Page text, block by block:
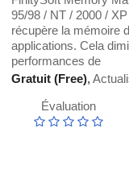
95/98 / NT / 2000 /
récupère la mémoire
applications. Cela
performances de
Gratuit (Free),
Évaluation